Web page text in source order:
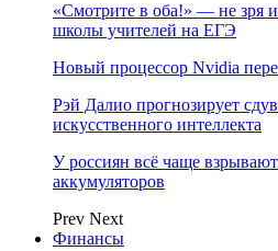
«Смотрите в оба!» — не зря
школы учителей на ЕГЭ
Новый процессор Nvidia
Рэй Далио прогнозирует
искусственного интеллекта
У россиян всё чаще
аккумуляторов
Prev Next
Финансы